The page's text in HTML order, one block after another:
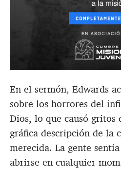
En el sermón, Edwards
sobre los horrores del
Dios, lo que causó
gráfica descripción de la
merecida. La gente
abrirse en cualquier